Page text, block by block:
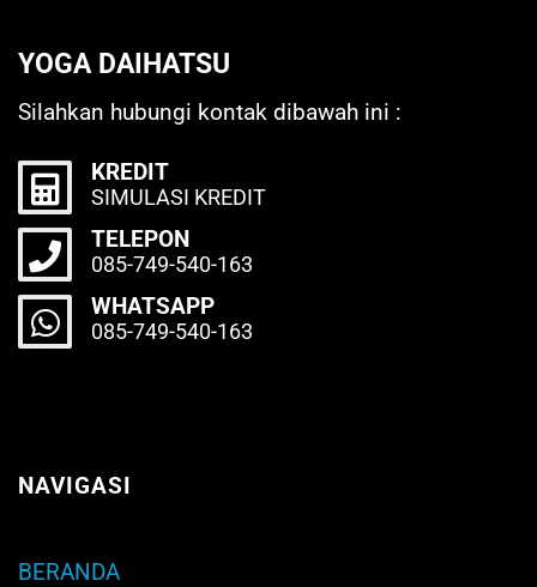
YOGA DAIHATSU
Silahkan hubungi kontak dibawah ini :
KREDIT
SIMULASI KREDIT
TELEPON
085-749-540-163
WHATSAPP
085-749-540-163
NAVIGASI
BERANDA